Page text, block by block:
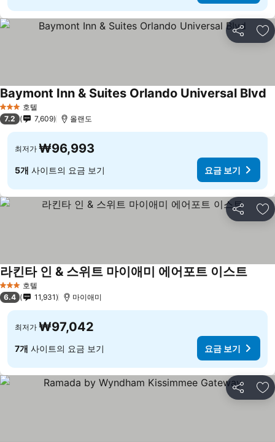
공유 즐
3 성급 호텔
Baymont Inn & Suites Orlando Universal Blvd
7.2 7,609 올랜도
최저가 ₩96,993
5개 사이트의 요금 보기 요금 보기
공유 즐
3 성급 호텔
라킨타 인 & 스위트 마이애미 에어포트 이스트
6.4 11,931 마이애미
최저가 ₩97,042
7개 사이트의 요금 보기 요금 보기
공유 즐